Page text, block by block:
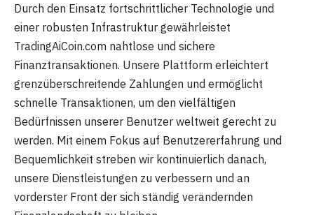
Durch den Einsatz fortschrittlicher Technologie und
einer robusten Infrastruktur gewährleistet
TradingAiCoin.com nahtlose und sichere
Finanztransaktionen. Unsere Plattform erleichtert
grenzüberschreitende Zahlungen und ermöglicht
schnelle Transaktionen, um den vielfältigen
Bedürfnissen unserer Benutzer weltweit gerecht zu
werden. Mit einem Fokus auf Benutzererfahrung und
Bequemlichkeit streben wir kontinuierlich danach,
unsere Dienstleistungen zu verbessern und an
vorderster Front der sich ständig verändernden